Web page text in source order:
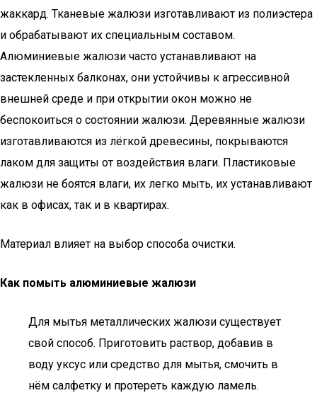
жаккард. Тканевые жалюзи изготавливают из полиэстера
и обрабатывают их специальным составом.
Алюминиевые жалюзи часто устанавливают на
застекленных балконах, они устойчивы к агрессивной
внешней среде и при открытии окон можно не
беспокоиться о состоянии жалюзи. Деревянные жалюзи
изготавливаются из лёгкой древесины, покрываются
лаком для защиты от воздействия влаги. Пластиковые
жалюзи не боятся влаги, их легко мыть, их устанавливают
как в офисах, так и в квартирах.
Материал влияет на выбор способа очистки.
Как помыть алюминиевые жалюзи
Для мытья металлических жалюзи существует
свой способ. Приготовить раствор, добавив в
воду уксус или средство для мытья, смочить в
нём салфетку и протереть каждую ламель.